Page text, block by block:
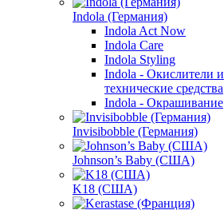
Indola (Германия)
Indola Act Now
Indola Care
Indola Styling
Indola - Окислители и
технические средства
Indola - Окрашивание
Invisibobble (Германия)
Johnson’s Baby (США)
K18 (США)